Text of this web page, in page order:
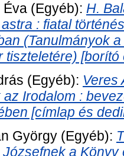
Éva (Egyéb): H.
: fiatal
(Tanulmányok
tiszteletére) [borító
(Egyéb): Veres
Irodalom :
[címlap és
György (Egyéb):
a